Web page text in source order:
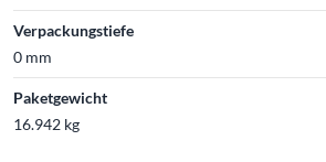
Verpackungstiefe
0 mm
Paketgewicht
16.942 kg